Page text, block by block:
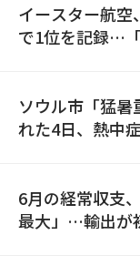
イースター航空
で1位を記録…
ソウル市「猛暑
れた4日、熱中
6月の経常収支
最大」…輸出が